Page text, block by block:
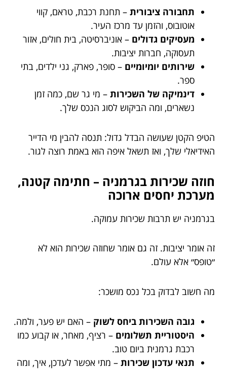
תחבורה ציבורית – תחנת רכבת, טראם, קווי
אוטובוס, והזמן עד מרכז העיר.
מעסיקים גדולים – אוניברסיטה, בית חולים, אזור
תעסוקה, חברות יציבות.
שירותים יומיומיים – סופר, פארק, גני ילדים, בתי
ספר.
דינמיקה של השכירות – מי גר שם, כמה זמן
נשארים, ומה הביקוש לסוג הנכס שלך.
הטיפ הקטן שעושה הבדל גדול: תנסה להבין מי הדייר
האידיאלי שלך, ואז תשאל איפה הוא באמת רוצה לגור.
חוזה שכירות בגרמניה – חתימה קטנה,
מערכת יחסים ארוכה
בגרמניה יש תרבות שכירות עמוקה.
זה אומר יציבות. זה גם אומר שחוזה שכירות הוא לא
״טופס״ אלא עולם.
מה חשוב לבדוק בכל נכס מושכר:
גובה השכירות ביחס לשוק – האם יש פער, ולמה.
היסטוריית תשלומים – רציף, מאחר, או קבוע כמו
רכבת גרמנית ביום טוב.
תנאי עדכון שכירות – מתי אפשר לעדכן, איך, ומה